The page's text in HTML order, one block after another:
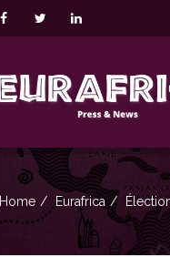
Home Eurafrica